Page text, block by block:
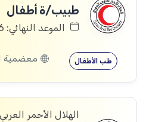
طبيب/ة أطفال
الموعد النهائي: 09/08/2026
طب الأطفال
الهلال الأحمر